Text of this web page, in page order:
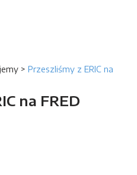
> Przeszliśmy z ERIC na
na FRED